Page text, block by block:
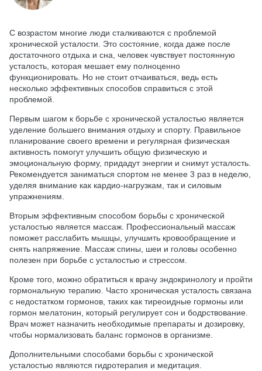
С возрастом многие люди сталкиваются с проблемой
хронической усталости. Это состояние, когда даже после
достаточного отдыха и сна, человек чувствует постоянную
усталость, которая мешает ему полноценно
функционировать. Но не стоит отчаиваться, ведь есть
несколько эффективных способов справиться с этой
проблемой.
Первым шагом к борьбе с хронической усталостью является
уделение большего внимания отдыху и спорту. Правильное
планирование своего времени и регулярная физическая
активность помогут улучшить общую физическую и
эмоциональную форму, придадут энергии и снимут усталость.
Рекомендуется заниматься спортом не менее 3 раз в неделю,
уделяя внимание как кардио-нагрузкам, так и силовым
упражнениям.
Вторым эффективным способом борьбы с хронической
усталостью является массаж. Профессиональный массаж
поможет расслабить мышцы, улучшить кровообращение и
снять напряжение. Массаж спины, шеи и головы особенно
полезен при борьбе с усталостью и стрессом.
Кроме того, можно обратиться к врачу эндокринологу и пройти
гормональную терапию. Часто хроническая усталость связана
с недостатком гормонов, таких как тиреоидные гормоны или
гормон мелатонин, который регулирует сон и бодрствование.
Врач может назначить необходимые препараты и дозировку,
чтобы нормализовать баланс гормонов в организме.
Дополнительными способами борьбы с хронической
усталостью являются гидротерапия и медитация.